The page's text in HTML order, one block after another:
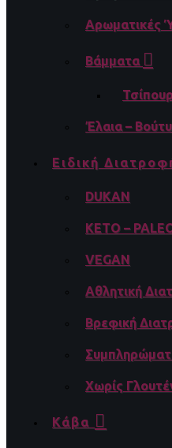
Αρωματικές
Βάμματα
Έλαια –
Ειδική
DUKAN
KETO –
VEGAN
Αθλητική
Βρεφική
Χωρίς
Κάβα